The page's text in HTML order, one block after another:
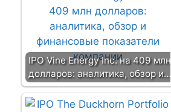
IPO Vine Energy Inc. на 409 млн
долларов: аналитика, обзор и…